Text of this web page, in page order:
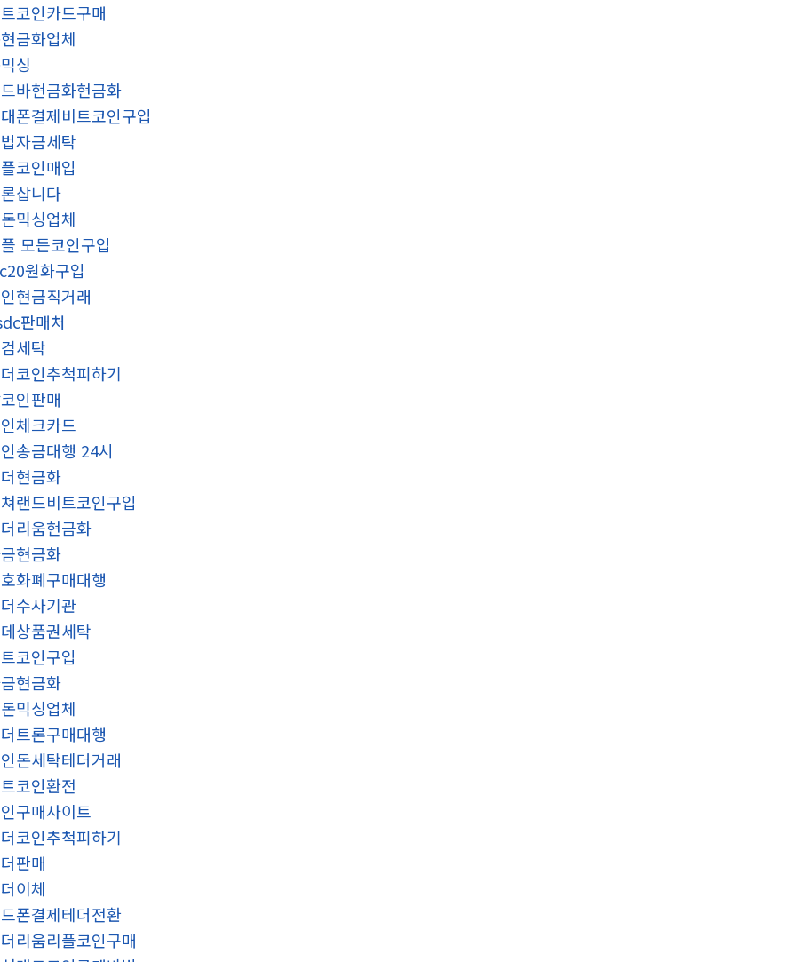
코인카드구매
금화업체
싱
바현금화현금화
폰결제비트코인구입
자금세탁
코인매입
삽니다
믹싱업체
모든코인구입
원화구입
현금직거래
판매처
세탁
코인추척피하기
인판매
체크카드
송금대행 24시
현금화
랜드비트코인구입
리움현금화
현금화
화폐구매대행
수사기관
상품권세탁
코인구입
현금화
믹싱업체
트론구매대행
돈세탁테더거래
코인환전
구매사이트
코인추척피하기
판매
이체
폰결제테더전환
리움리플코인구매